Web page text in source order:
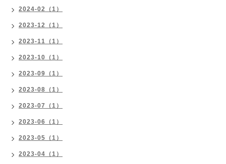
2024-02（1）
2023-12（1）
2023-11（1）
2023-10（1）
2023-09（1）
2023-08（1）
2023-07（1）
2023-06（1）
2023-05（1）
2023-04（1）